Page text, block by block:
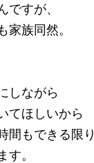
ですが、
家族同然。
しながら
てほしいから
間もできる限り
す。